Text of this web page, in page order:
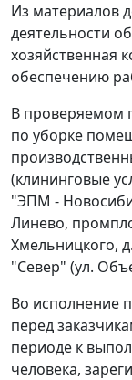
Из материалов
деятельности
хозяйственная
обеспечению
В проверяемом
по уборке
(клининговые
"ЭПМ -
Линево,
Хмельницкого,
"Север" (ул.
Во исполнение
перед
периоде к
человека,